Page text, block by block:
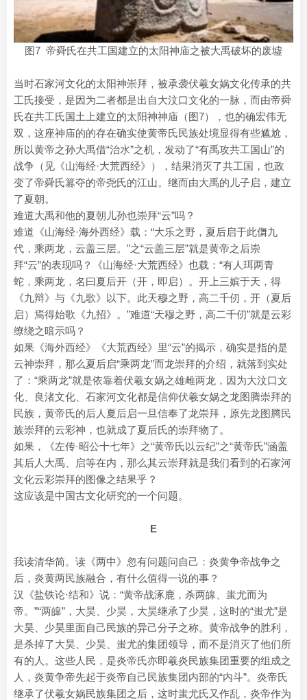
图7 帝舜氏在共工国建立的太阳神庙之被大禹破坏的废墟
当时石家河文化的太阳神崇拜，被承袭伏羲女娲文化传承的共
工氏接受，是因为二者都是出自大汶口文化的一脉，而由帝舜
氏在共工氏国土上建立的太阳神神庙（图7），也的确宏伟无
双，这座神庙的的存在确实使黄帝氏民族处境显得有些尴尬，
所以黄帝之孙大禹借“治水”之机，发动了“有禹攻共工国山”的
战争（见《山海经·大荒西经》），结果消灭了共工国，也政
变了帝舜氏篡夺的帝尧氏的江山。继而由大禹的儿子启，建立
了夏朝。
难道大禹和他的夏朝儿孙也崇拜“云”吗？
难道《山海经·海外西经》载：“大乐之野，夏后启于此儛九
代，乘两龙，云盖三层。”之“云盖三层”就是黄帝之后崇
拜“云”的表现吗？《山海经·大荒西经》也载：“有人珥两青
蛇，乘两龙，名曰夏后开（开，即启）。开上三嫔于天，得
《九辩》与《九歌》以下。此天穆之野，高二千仞，开（夏后
启）焉得始歌《九招》。”难道“天穆之野，高二千仞”就是云彩
缭绕之暗示吗？
如果《海外西经》《大荒西经》里“云”的揭示，确实是指的是
云神崇拜，那么夏后启“乘两龙”而龙崇拜的介绍，就落到实处
了：“乘两龙”就是依靠着伏羲女娲之雄雌两龙，因为大汶口文
化、良渚文化、石家河文化都是信仰伏羲女娲之龙图腾崇拜的
民族，黄帝氏的后人夏后启一旦信奉了龙崇拜，原先龙图腾民
族崇拜的云彩神，也就成了夏后氏的崇拜物了。
如果，《左传·昭公十七年》之“黄帝氏以云纪”之“黄帝氏”涵盖
其后人大禹、启等在内，那么其云崇拜就是我们看到的石家河
文化云彩崇拜的图像之结果乎？
这应该是中国古文化研究的一个问题。
E
我读清华简。读《两中》忽有问题问自己：炎黄争帝战争之
后，炎黄两民族融合，有什么值得一说的事？
汉《盐铁论·结和》说：“黄帝战涿鹿，杀两皞、蚩尤而为
帝。”“两皞”，大昊、少昊，大昊继承了少昊，这时的“蚩尤”是
大昊、少昊里面自己民族的异己分子之称。黄帝战争的胜利，
是杀掉了大昊、少昊、蚩尤的集团领导，而不是消灭了他们所
有的人。这些人民，是炎帝氏亦即羲炎民族集团重要的组成之
人，炎黄争帝先起于炎帝自己民族集团内部的“内斗”。炎帝氏
继承了伏羲女娲民族集团之后，这时蚩尤氏又作乱，炎帝作为